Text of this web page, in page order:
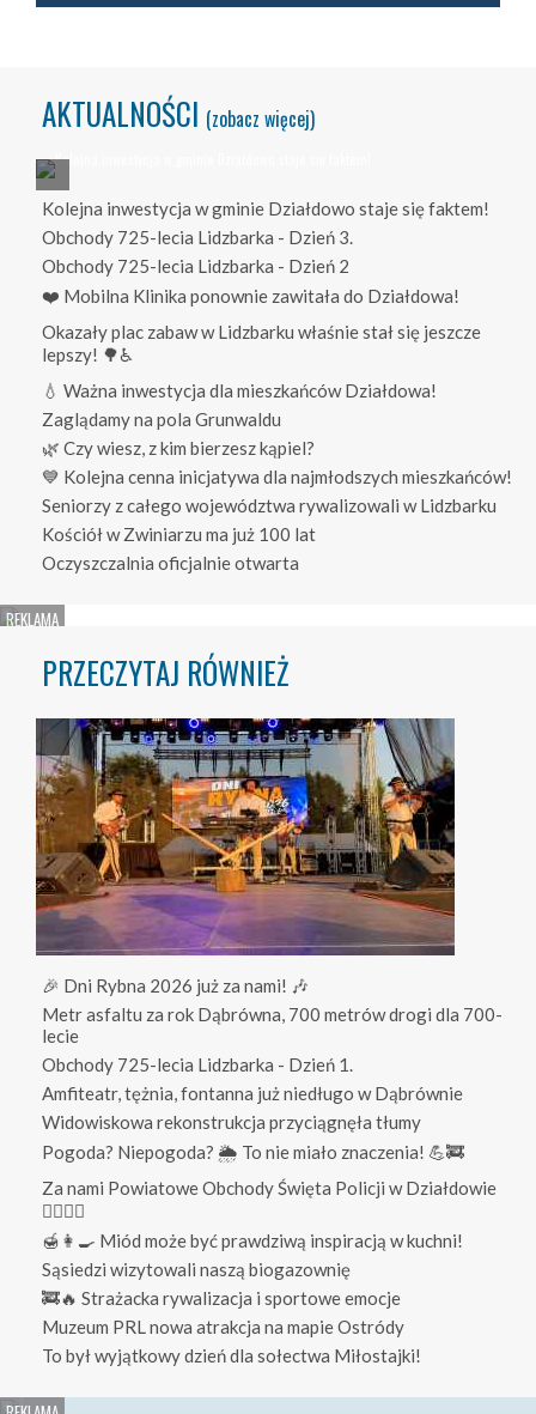
AKTUALNOŚCI (zobacz więcej)
Kolejna inwestycja w gminie Działdowo staje się faktem!
Obchody 725-lecia Lidzbarka - Dzień 3.
Obchody 725-lecia Lidzbarka - Dzień 2
❤️ Mobilna Klinika ponownie zawitała do Działdowa!
Okazały plac zabaw w Lidzbarku właśnie stał się jeszcze
lepszy! 🌳♿
💧 Ważna inwestycja dla mieszkańców Działdowa!
Zaglądamy na pola Grunwaldu
🌿 Czy wiesz, z kim bierzesz kąpiel?
💙 Kolejna cenna inicjatywa dla najmłodszych mieszkańców!
Seniorzy z całego województwa rywalizowali w Lidzbarku
Kościół w Zwiniarzu ma już 100 lat
Oczyszczalnia oficjalnie otwarta
PRZECZYTAJ RÓWNIEŻ
🎉 Dni Rybna 2026 już za nami! 🎶
Metr asfaltu za rok Dąbrówna, 700 metrów drogi dla 700-
lecie
Obchody 725-lecia Lidzbarka - Dzień 1.
Amfiteatr, tężnia, fontanna już niedługo w Dąbrównie
Widowiskowa rekonstrukcja przyciągnęła tłumy
Pogoda? Niepogoda? 🌦️ To nie miało znaczenia! 💪🚒
Za nami Powiatowe Obchody Święta Policji w Działdowie
👮‍♀️👮‍♂️
🍯👩‍🍳 Miód może być prawdziwą inspiracją w kuchni!
Sąsiedzi wizytowali naszą biogazownię
🚒🔥 Strażacka rywalizacja i sportowe emocje
Muzeum PRL nowa atrakcja na mapie Ostródy
To był wyjątkowy dzień dla sołectwa Miłostajki!